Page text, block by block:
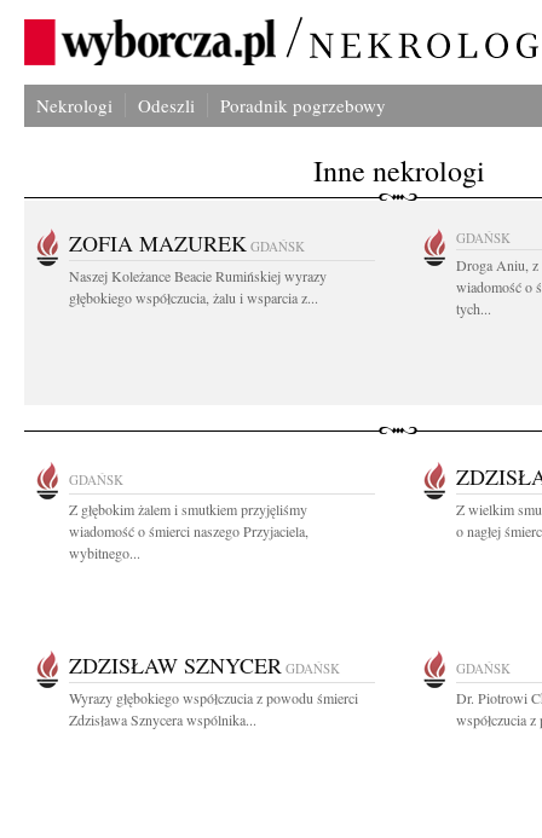
Nekrologi Odeszli Poradnik pogrzebowy
Inne nekrologi
ZOFIA MAZUREK GDAŃSK
Naszej Koleżance Beacie Rumińskiej wyrazy
głębokiego współczucia, żalu i wsparcia z...
GDAŃSK
Droga Aniu, z
wiadomość o
tych...
GDAŃSK
Z głębokim żalem i smutkiem przyjęliśmy
wiadomość o śmierci naszego Przyjaciela,
wybitnego...
Z wielkim
o nagłej
ZDZISŁAW SZNYCER GDAŃSK
Wyrazy głębokiego współczucia z powodu śmierci
Zdzisława Sznycera wspólnika...
GDAŃSK
Dr. Piotrowi
współczucia